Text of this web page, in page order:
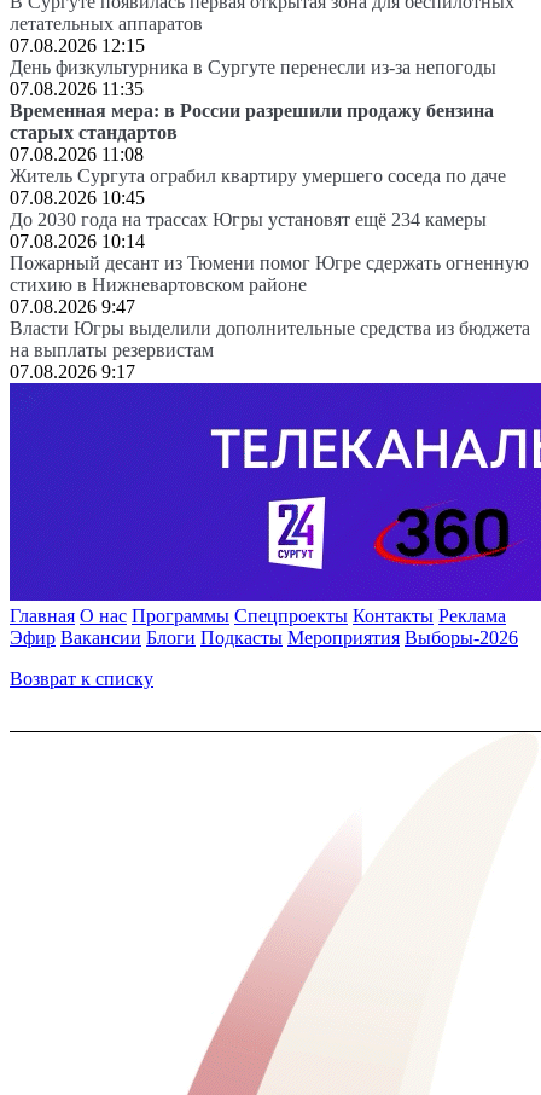
летательных аппаратов
07.08.2026 12:15
День физкультурника в Сургуте перенесли из-за непогоды
07.08.2026 11:35
Временная мера: в России разрешили продажу бензина
старых стандартов
07.08.2026 11:08
Житель Сургута ограбил квартиру умершего соседа по даче
07.08.2026 10:45
До 2030 года на трассах Югры установят ещё 234 камеры
07.08.2026 10:14
Пожарный десант из Тюмени помог Югре сдержать огненную
стихию в Нижневартовском районе
07.08.2026 9:47
Власти Югры выделили дополнительные средства из бюджета
на выплаты резервистам
07.08.2026 9:17
Главная О нас Программы Спецпроекты Контакты Реклама
Эфир Вакансии Блоги Подкасты Мероприятия Выборы-2026
Возврат к списку